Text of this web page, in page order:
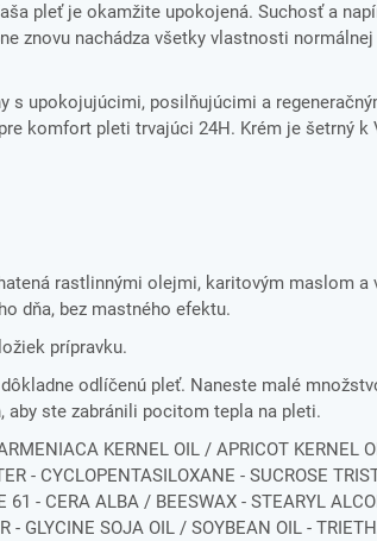
pleť je okamžite upokojená. Suchosť a
znovu nachádza všetky vlastnosti
s upokojujúcimi, posilňujúcimi a
komfort pleti trvajúci 24H. Krém je šetrný k
rastlinnými olejmi, karitovým maslom
dňa, bez mastného efektu.
prípravku.
odlíčenú pleť. Naneste malé
aby ste zabránili pocitom tepla na pleti.
KERNEL OIL / APRICOT KERNEL
- CYCLOPENTASILOXANE - SUCROSE
61 - CERA ALBA / BEESWAX - STEARYL
- GLYCINE SOJA OIL / SOYBEAN OIL -